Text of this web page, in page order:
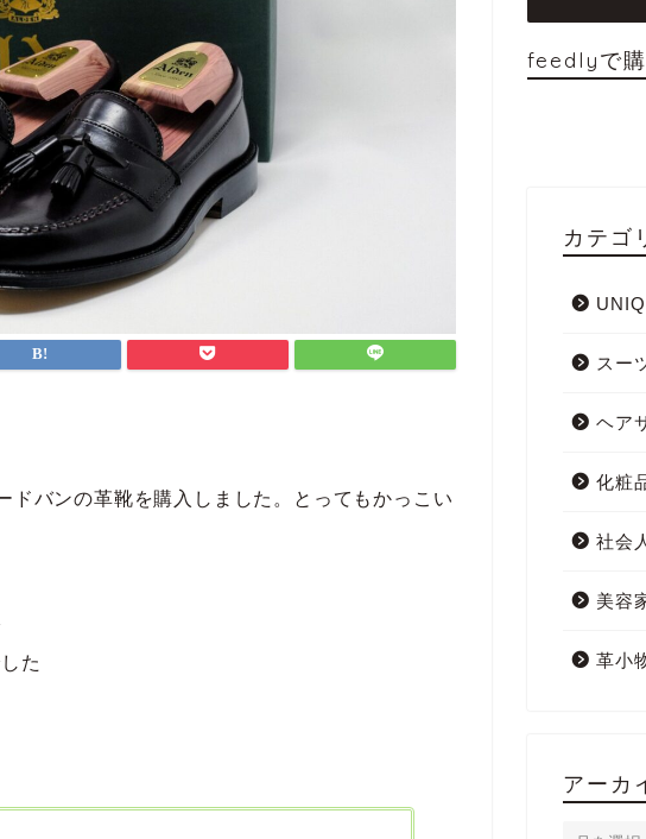
バンの革靴を購入しました。とってもかっこい
た
feedlyで
カテゴ
スー
ヘア
化粧
社会
美容
革小
アーカ